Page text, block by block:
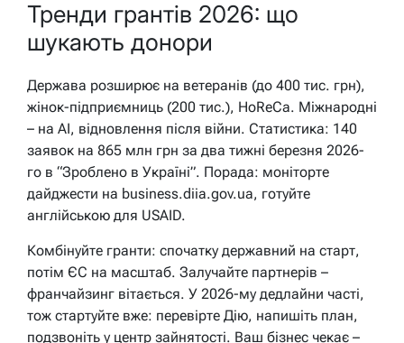
Тренди грантів 2026: що
шукають донори
Держава розширює на ветеранів (до 400 тис. грн),
жінок-підприємниць (200 тис.), HoReCa. Міжнародні
– на AI, відновлення після війни. Статистика: 140
заявок на 865 млн грн за два тижні березня 2026-
го в “Зроблено в Україні”. Порада: моніторте
дайджести на business.diia.gov.ua, готуйте
англійською для USAID.
Комбінуйте гранти: спочатку державний на старт,
потім ЄС на масштаб. Залучайте партнерів –
франчайзинг вітається. У 2026-му дедлайни часті,
тож стартуйте вже: перевірте Дію, напишіть план,
подзвоніть у центр зайнятості. Ваш бізнес чекає –